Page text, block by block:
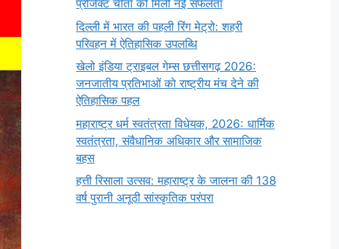
प्रोजेक्ट चीता को मिली नई सफलता
दिल्ली में भारत की पहली रिंग मेट्रो: शहरी
परिवहन में ऐतिहासिक उपलब्धि
खेलो इंडिया ट्राइबल गेम्स छत्तीसगढ़ 2026:
जनजातीय प्रतिभाओं को राष्ट्रीय मंच देने की
ऐतिहासिक पहल
महाराष्ट्र धर्म स्वतंत्रता विधेयक, 2026: धार्मिक
स्वतंत्रता, संवैधानिक अधिकार और सामाजिक
बहस
हत्ती रिसाला उत्सव: महाराष्ट्र के जालना की 138
वर्ष पुरानी अनूठी सांस्कृतिक परंपरा